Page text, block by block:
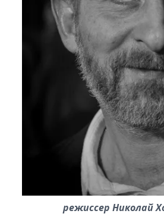
режиссер Николай